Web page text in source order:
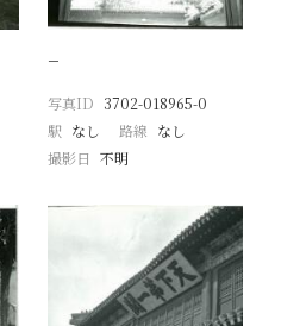
−
写真ID 3702-018965-0
駅 なし 路線 なし
撮影日 不明